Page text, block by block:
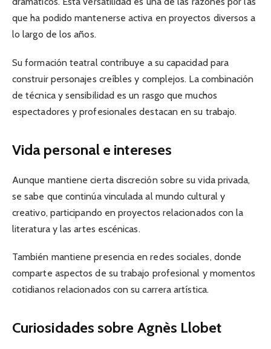
que ha podido mantenerse activa en proyectos diversos a
lo largo de los años.
Su formación teatral contribuye a su capacidad para
construir personajes creíbles y complejos. La combinación
de técnica y sensibilidad es un rasgo que muchos
espectadores y profesionales destacan en su trabajo.
Vida personal e intereses
Aunque mantiene cierta discreción sobre su vida privada,
se sabe que continúa vinculada al mundo cultural y
creativo, participando en proyectos relacionados con la
literatura y las artes escénicas.
También mantiene presencia en redes sociales, donde
comparte aspectos de su trabajo profesional y momentos
cotidianos relacionados con su carrera artística.
Curiosidades sobre Agnès Llobet